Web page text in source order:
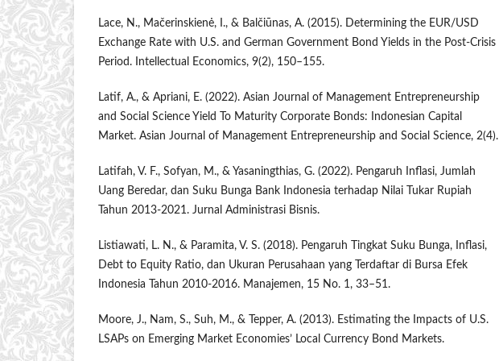
Lace, N., Mačerinskienė, I., & Balčiūnas, A. (2015). Determining the EUR/USD
Exchange Rate with U.S. and German Government Bond Yields in the Post-Crisis
Period. Intellectual Economics, 9(2), 150–155.
Latif, A., & Apriani, E. (2022). Asian Journal of Management Entrepreneurship
and Social Science Yield To Maturity Corporate Bonds: Indonesian Capital
Market. Asian Journal of Management Entrepreneurship and Social Science, 2(4).
Latifah, V. F., Sofyan, M., & Yasaningthias, G. (2022). Pengaruh Inflasi, Jumlah
Uang Beredar, dan Suku Bunga Bank Indonesia terhadap Nilai Tukar Rupiah
Tahun 2013-2021. Jurnal Administrasi Bisnis.
Listiawati, L. N., & Paramita, V. S. (2018). Pengaruh Tingkat Suku Bunga, Inflasi,
Debt to Equity Ratio, dan Ukuran Perusahaan yang Terdaftar di Bursa Efek
Indonesia Tahun 2010-2016. Manajemen, 15 No. 1, 33–51.
Moore, J., Nam, S., Suh, M., & Tepper, A. (2013). Estimating the Impacts of U.S.
LSAPs on Emerging Market Economies’ Local Currency Bond Markets.